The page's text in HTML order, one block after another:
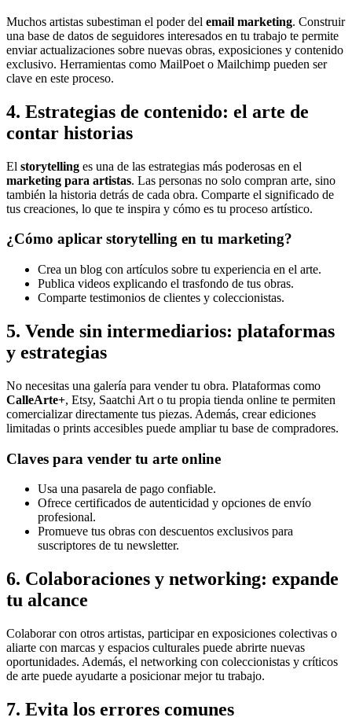
Muchos artistas subestiman el poder del email marketing. Construir
una base de datos de seguidores interesados en tu trabajo te permite
enviar actualizaciones sobre nuevas obras, exposiciones y contenido
exclusivo. Herramientas como MailPoet o Mailchimp pueden ser
clave en este proceso.
4. Estrategias de contenido: el arte de
contar historias
El storytelling es una de las estrategias más poderosas en el
marketing para artistas. Las personas no solo compran arte, sino
también la historia detrás de cada obra. Comparte el significado de
tus creaciones, lo que te inspira y cómo es tu proceso artístico.
¿Cómo aplicar storytelling en tu marketing?
Crea un blog con artículos sobre tu experiencia en el arte.
Publica videos explicando el trasfondo de tus obras.
Comparte testimonios de clientes y coleccionistas.
5. Vende sin intermediarios: plataformas
y estrategias
No necesitas una galería para vender tu obra. Plataformas como
CalleArte+, Etsy, Saatchi Art o tu propia tienda online te permiten
comercializar directamente tus piezas. Además, crear ediciones
limitadas o prints accesibles puede ampliar tu base de compradores.
Claves para vender tu arte online
Usa una pasarela de pago confiable.
Ofrece certificados de autenticidad y opciones de envío
profesional.
Promueve tus obras con descuentos exclusivos para
suscriptores de tu newsletter.
6. Colaboraciones y networking: expande
tu alcance
Colaborar con otros artistas, participar en exposiciones colectivas o
aliarte con marcas y espacios culturales puede abrirte nuevas
oportunidades. Además, el networking con coleccionistas y críticos
de arte puede ayudarte a posicionar mejor tu trabajo.
7. Evita los errores comunes